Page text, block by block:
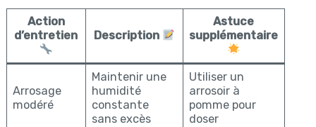
Action
d’entretien
Description
Astuce
supplémentaire
Arrosage
modéré
Maintenir une
humidité
constante
sans excès
Utiliser un
arrosoir à
pomme pour
doser